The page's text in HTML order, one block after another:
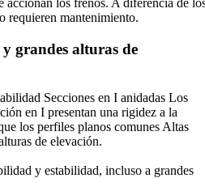
requieren mantenimiento.
grandes alturas de
Secciones en I anidadas Los
en I presentan una rigidez a la
los perfiles planos comunes Altas
de elevación.
y estabilidad, incluso a grandes